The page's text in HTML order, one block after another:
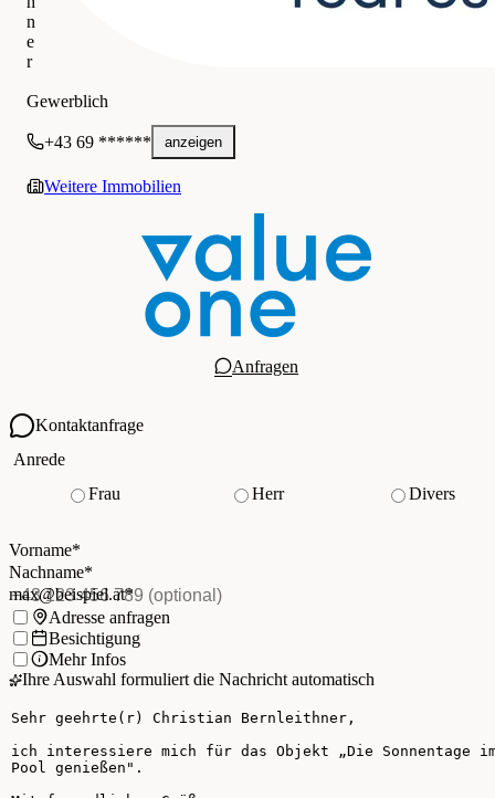
n
e
r
Gewerblich
+43 69 ****** anzeigen
Weitere Immobilien
Anfragen
Kontaktanfrage
Ihre Kontaktdaten
Anrede
Frau
Herr
Divers
Vorname*
Nachname
Nachname*
E-Mail*(Pflichtfeld)
max@beispiel.at*
Telefon(optional)
Ich möchte:Adresse anfragen
Besichtigung
Mehr Infos
Ihre Auswahl formuliert die Nachricht automatisch
Ihre Nachricht